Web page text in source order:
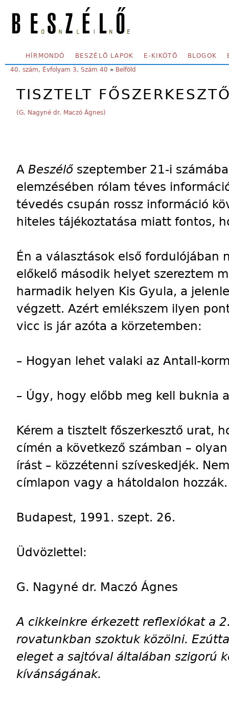
SECONDARY MENU
HÍRMONDÓ BESZÉLŐ LAPOK E-KIKÖTŐ BLOGOK
YOU ARE HERE:
40. szám, Évfolyam 3, Szám 40 » Belföld
TISZTELT
(G. Nagyné dr. Maczó Ágnes)
A Beszélő szeptember 21-i
elemzésében rólam téves
tévedés csupán rossz információ
hiteles tájékoztatása miatt fontos,
Én a választások első fordulójában
előkelő második helyet szereztem
harmadik helyen Kis Gyula, a
végzett. Azért emlékszem ilyen
vicc is jár azóta a körzetemben:
– Hogyan lehet valaki az Antall-
– Úgy, hogy előbb meg kell buknia
Kérem a tisztelt főszerkesztő urat,
címén a következő számban –
írást – közzétenni szíveskedjék.
címlapon vagy a hátoldalon hozzák.
Budapest, 1991. szept. 26.
Üdvözlettel:
G. Nagyné dr. Maczó Ágnes
A cikkeinkre érkezett reflexiókat a
rovatunkban szoktuk közölni.
eleget a sajtóval általában szigorú
kívánságának.